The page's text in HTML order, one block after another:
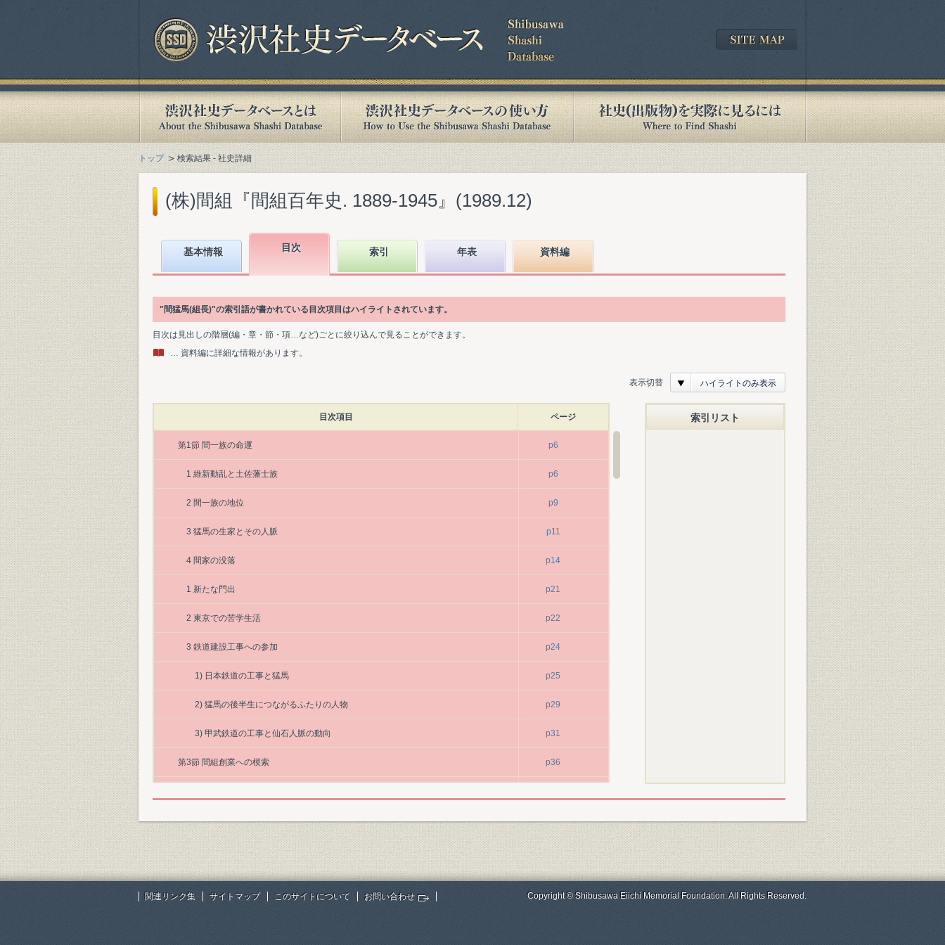
トップ 検索結果 - 社史詳細
(株)間組『間組百年史. 1889-1945』(1989.12)
基本情報 目次 索引 年表 資料編
"間猛馬(組長)"の索引語が書かれている目次項目はハイライトされています。
目次は見出しの階層(編・章・節・項…など)ごとに絞り込んで見ることができます。
… 資料編に詳細な情報があります。
表示切替 ハイライトのみ表示
目次項目 ページ
第1節 間一族の命運 p6
1 維新動乱と土佐藩士族 p6
2 間一族の地位 p9
3 猛馬の生家とその人脈 p11
4 間家の没落 p14
1 新たな門出 p21
2 東京での苦学生活 p22
3 鉄道建設工事への参加 p24
1) 日本鉄道の工事と猛馬 p25
2) 猛馬の後半生につながるふたりの人物 p29
3) 甲武鉄道の工事と仙石人脈の動向 p31
第3節 間組創業への模索 p36
2 思いがけない幸運 p37
第1節 九州の鉄道建設と間組創業 p46
1 当組創業期の九州鉄道・筑豊興業鉄道工事 p46
索引リスト
関連リンク集 サイトマップ このサイトについて お問い合わせ Copyright © Shibusawa Eiichi Memorial Foundation. All Rights Reserved.